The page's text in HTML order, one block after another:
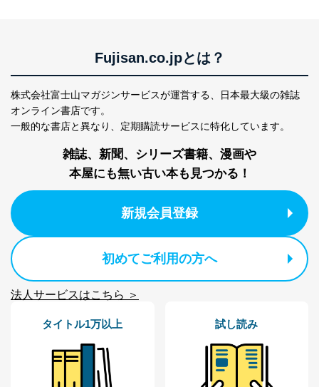
Fujisan.co.jpとは？
株式会社富士山マガジンサービスが運営する、
日本最大級の雑誌
オンライン書店です。
一般的な書店と異なり、 定期購読サービスに特化しています。
雑誌、新聞、シリーズ書籍、漫画や
本屋にも無い古い本も見つかる！
新規会員登録
初めてご利用の方へ
法人サービスはこちら ＞
タイトル1万以上 試し読み